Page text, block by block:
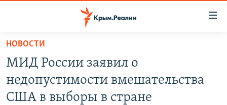
Вернуться
основному
содержанию
Вернутся
СПЕЦПРОЕКТЫ
ГРУЗ 200
ВОДА
НОВОСТИ
МИД России заявил о
недопустимости вмешательства
США в выборы в стране